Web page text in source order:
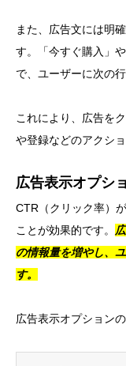
また、広告文には明
す。「今すぐ購入」
で、ユーザーに次の
これにより、広告を
や登録などのアクシ
広告表示オプシ
CTR（クリック率）
ことが効果的です。
の情報量を増やし、
す。
広告表示オプション